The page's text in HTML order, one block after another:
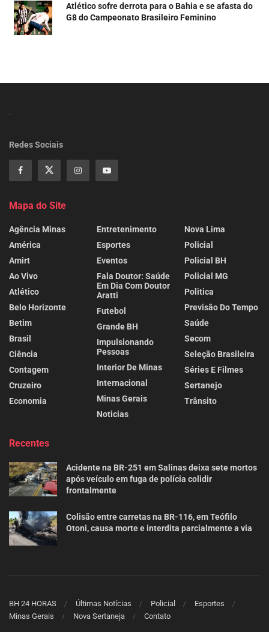
Atlético sofre derrota para o Bahia e se afasta do
G8 do Campeonato Brasileiro Feminino
Redes Sociais
Mapa do Site
Agência Minas
América
Amirt
Ao Vivo
Atlético
Belo Horizonte
Betim
Brasil
Ciência
Contagem
Cruzeiro
Economia
Entretenimento
Esportes
Eventos
Fala Doutor: Saúde
Em Dia Com Doutor
Aratti
Futebol
Grande BH
Impulsionando
Pessoas
Interior De Minas
Internacional
Minas Gerais
Noticias
Nova Lima
Policial
Policial BH
Policial MG
Politica
Previsão Do Tempo
Saúde
Secom
Seleção Brasileira
Séries E Filmes
Sertanejo
Trânsito
Recentes
Acidente na BR-251 em Salinas deixa sete mortos
após veículo em fuga de polícia colidir
frontalmente
Colisão entre carretas na BR-116, em Teófilo
Otoni, causa morte e interdita parcialmente a via
BH 24 HORAS Últimas Notícias Policial
Esportes
Minas Gerais
Nova Sertaneja Contato